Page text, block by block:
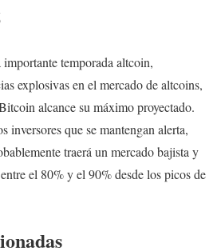
temporada altcoin,
explosivas en el mercado de altcoins,
alcance su máximo proyectado.
inversores que se mantengan alerta,
traerá un mercado bajista y
el 80% y el 90% desde los picos de